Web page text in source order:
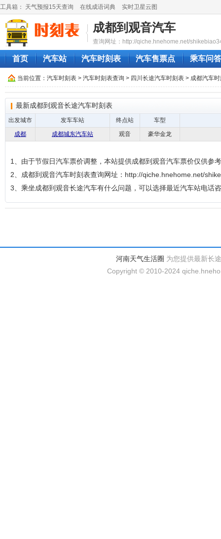
工具箱： 天气预报15天查询 在线成语词典 实时卫星云图
成都到观音汽车
查询网址：http://qiche.hnehome.net/
首页 汽车站 汽车时刻表 汽车售票点 乘车问答
当前位置： 汽车时刻表 > 汽车时刻表查询 > 四川长途汽车时刻表 > 成都汽车
最新成都到观音长途汽车时刻表
出发城市 发车车站 终点站
车型
成都
成都城东汽车站 观音 豪华金龙
1、由于节假日汽车票价调整，本站提供成都到观音汽车票价仅供参
2、成都到观音汽车时刻表查询网址：http://qiche.hnehome.net/
3、乘坐成都到观音长途汽车有什么问题，可以选择最近汽车站电话
河南天气生活圈 为您提供最新长
Copyright © 2010-2024